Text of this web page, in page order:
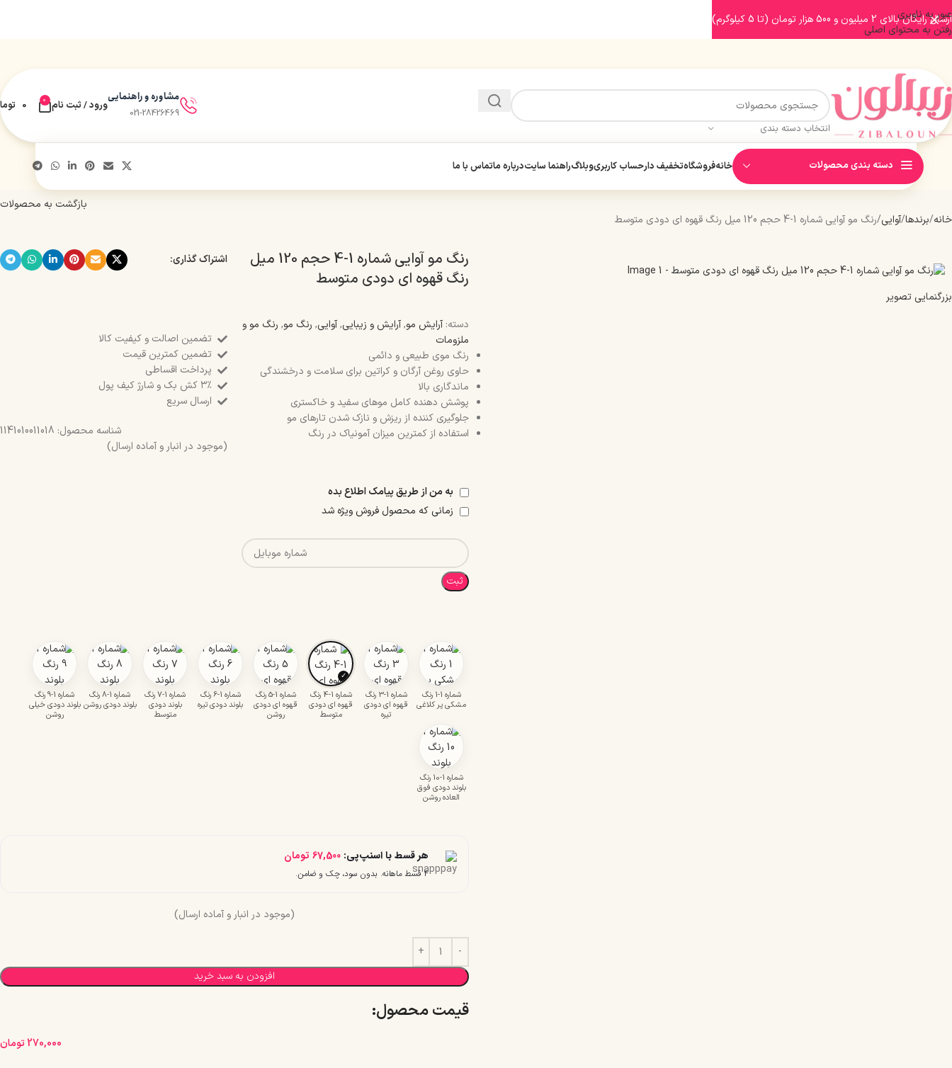
عبور به ناوبری
رفتن به محتوای اصلی
انتخاب دسته بندی
مشاوره و راهنمایی
021-28426469
ورود / ثبت نام 0
0
دسته بندی محصولات خانهفروشگاهتخفیف دارحساب کاربریوبلاگراهنما سایتدرباره ماتماس با ما
خانه برندها آوایی رنگ مو آوایی شماره 1-4 حجم 120 میل رنگ قهوه ای دودی متوسط
بازگشت به محصولات
بزرگنمایی تصویر
رنگ مو آوایی شماره 1-4 حجم 120 میل
رنگ قهوه ای دودی متوسط
اشتراک گذاری:
دسته: آرایش مو,آرایش و زیبایی,آوایی, رنگ مو, رنگ مو و
ملزومات
رنگ موی طبیعی و دائمی
حاوی روغن آرگان و کراتین برای سلامت و درخشندگی
ماندگاری بالا
پوشش دهنده کامل موهای سفید و خاکستری
جلوگیری کننده از ریزش و نازک شدن تارهای مو
استفاده از کمترین میزان آمونیاک در رنگ
به من از طریق پیامک اطلاع بده
زمانی که محصول فروش ویژه شد
ثبت
تضمین اصالت و کیفیت کالا
تضمین کمترین قیمت
پرداخت اقساطی
۳٪ کش بک و شارژ کیف پول
ارسال سریع
شناسه محصول: 1141010011018
(موجود در انبار و آماده ارسال)
شماره 1-1 رنگ
مشکی پر کلاغی
شماره 1-3 رنگ
قهوه ای دودی
تیره
✓
شماره 1-4 رنگ
قهوه ای دودی
متوسط
شماره 1-5 رنگ
قهوه ای دودی
روشن
شماره 1-6 رنگ
بلوند دودی تیره
شماره 1-7 رنگ
بلوند دودی
متوسط
شماره 1-8 رنگ
بلوند دودی روشن
شماره 1-9 رنگ
بلوند دودی خیلی
روشن
شماره 1-10 رنگ
بلوند دودی فوق
العاده روشن
هر قسط با اسنپ‌پی: 67,500 تومان
۴ قسط ماهانه. بدون سود، چک و ضامن.
(موجود در انبار و آماده ارسال)
افزودن به سبد خرید
قیمت محصول:​
270,000تومان
ارسال رایگان بالای 2 میلیون و 500 هزار تومان (تا 5 کیلوگرم)